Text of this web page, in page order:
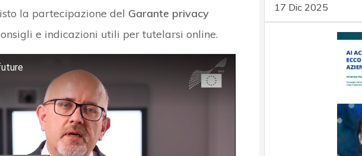
la partecipazione del Garante privacy
e indicazioni utili per tutelarsi online.
17 Dic 2025